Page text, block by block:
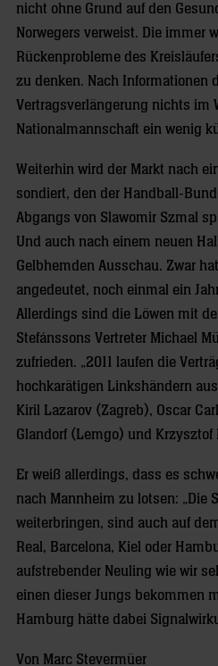
nicht ohne Grund auf den
Norwegers verweist. Die immer
Rückenprobleme des
zu denken. Nach Informationen
Vertragsverlängerung nichts im
Nationalmannschaft ein wenig
Weiterhin wird der Markt nach
sondiert, den der Handball-
Abgangs von Slawomir Szmal
Und auch nach einem neuen
Gelbhemden Ausschau. Zwar
angedeutet, noch einmal ein
Allerdings sind die Löwen mit
Stefánssons Vertreter Michael
zufrieden. „2011 laufen die
hochkarätigen Linkshändern
Kiril Lazarov (Zagreb), Oscar
Glandorf (Lemgo) und
Er weiß allerdings, dass es
nach Mannheim zu lotsen: „Die
weiterbringen, sind auch auf
Real, Barcelona, Kiel oder
aufstrebender Neuling wie wir
einen dieser Jungs bekommen
Hamburg hätte dabei
Von Marc Stevermüer